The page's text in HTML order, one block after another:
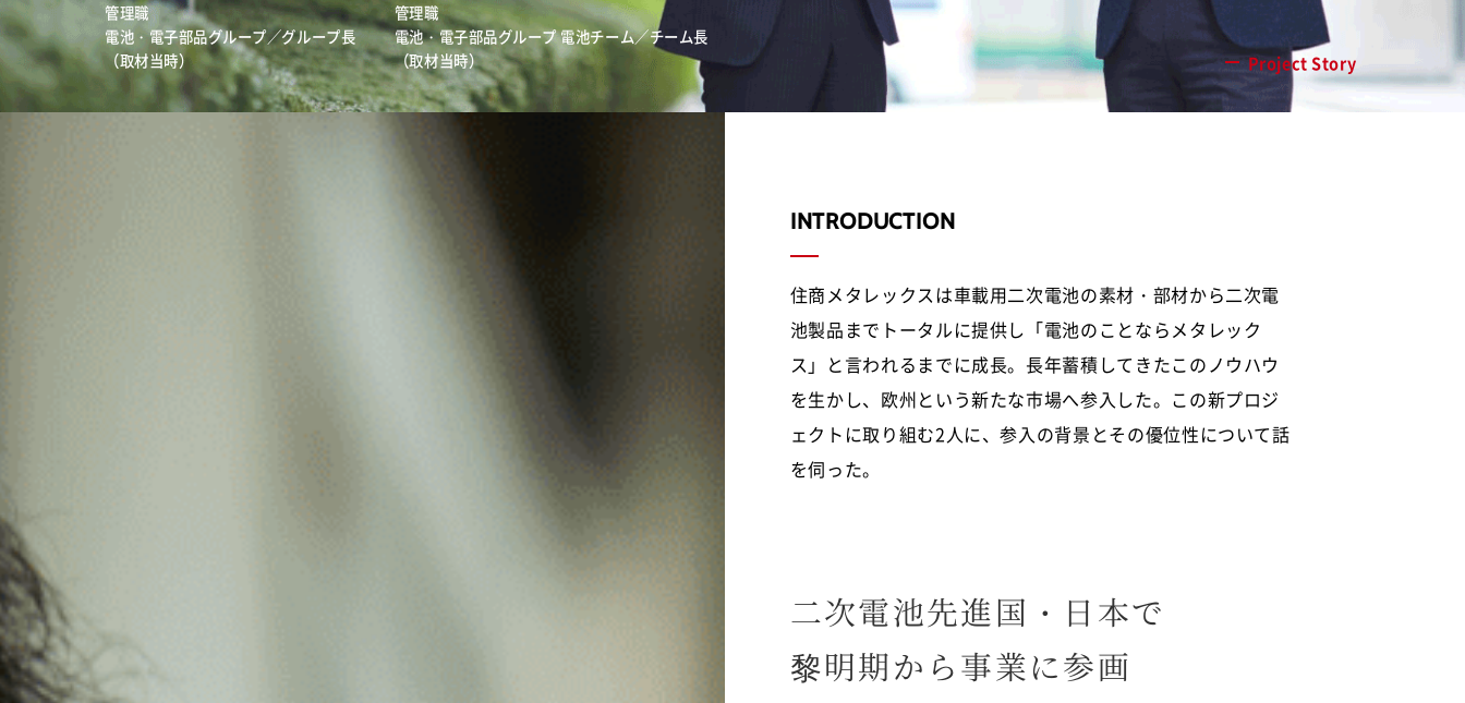
管理職
電池・電子部品グループ／グループ長
（取材当時）
管理職
電池・電子部品グループ 電池チーム／チーム長
（取材当時）
Project Story
INTRODUCTION
住商メタレックスは車載用二次電池の素材・部材から二次電
池製品までトータルに提供し「電池のことならメタレック
ス」と言われるまでに成長。長年蓄積してきたこのノウハウ
を生かし、欧州という新たな市場へ参入した。この新プロジ
ェクトに取り組む2人に、参入の背景とその優位性について話
を伺った。
二次電池先進国・日本で
黎明期から事業に参画